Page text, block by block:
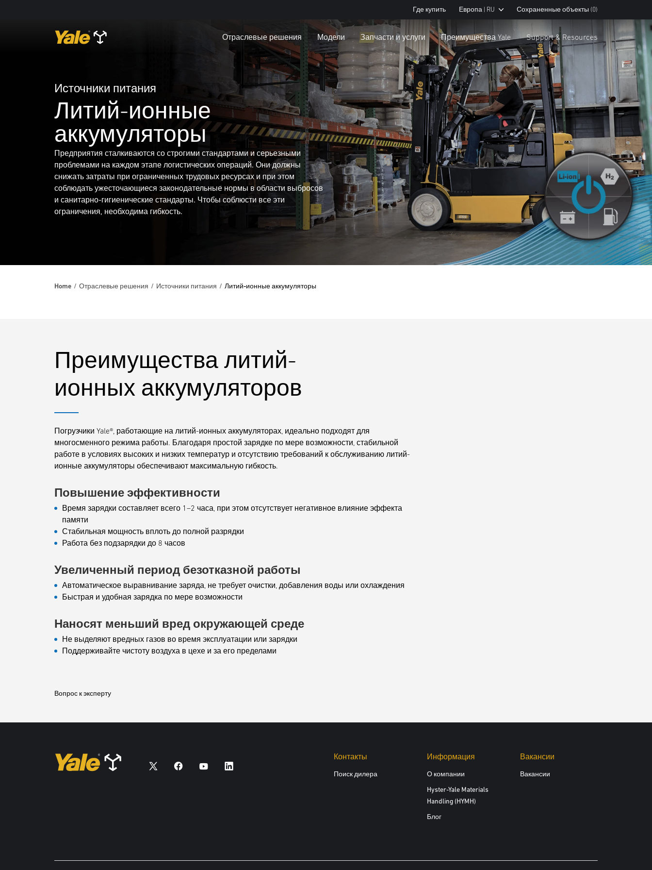
Где купить Европа | RU Сохраненные объекты (0)
Отраслевые решения Модели Запчасти и услуги Преимущества Yale Support & Resources
Источники питания
Литий-ионные
аккумуляторы
Предприятия сталкиваются со строгими стандартами и серьезными
проблемами на каждом этапе логистических операций. Они должны
снижать затраты при ограниченных трудовых ресурсах и при этом
соблюдать ужесточающиеся законодательные нормы в области выбросов
и санитарно-гигиенические стандарты. Чтобы соблюсти все эти
ограничения, необходима гибкость.
Home Отраслевые решения Источники питания Литий-ионные аккумуляторы
Преимущества литий-
ионных аккумуляторов
Погрузчики Yale®, работающие на литий-ионных аккумуляторах, идеально подходят для
многосменного режима работы. Благодаря простой зарядке по мере возможности, стабильной
работе в условиях высоких и низких температур и отсутствию требований к обслуживанию литий-
ионные аккумуляторы обеспечивают максимальную гибкость.
Повышение эффективности
Время зарядки составляет всего 1–2 часа, при этом отсутствует негативное влияние эффекта
памяти
Стабильная мощность вплоть до полной разрядки
Работа без подзарядки до 8 часов
Увеличенный период безотказной работы
Автоматическое выравнивание заряда, не требует очистки, добавления воды или охлаждения
Быстрая и удобная зарядка по мере возможности
Наносят меньший вред окружающей среде
Не выделяют вредных газов во время эксплуатации или зарядки
Поддерживайте чистоту воздуха в цехе и за его пределами
Вопрос к эксперту
Контакты
Поиск дилера
Информация
О компании
Hyster-Yale Materials
Handling (HYMH)
Блог
Вакансии
Вакансии